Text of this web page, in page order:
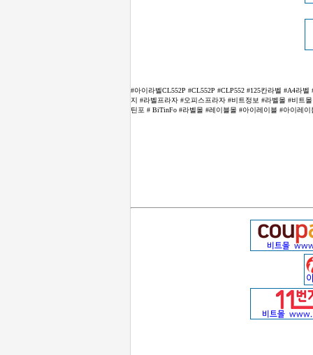
#아이라벨CL552P #CL552P #CLP552 #125칸라벨 #A4라
지 #라벨프라자 #오피스프라자 #비트정보 #라벨몰 #비트
틴포 # BiTinFo #라벨몰 #레이블몰 #아이레이블 #아이레